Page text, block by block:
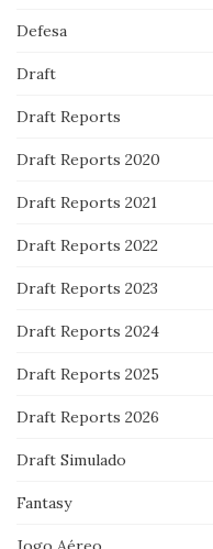
Defesa
Draft
Draft Reports
Draft Reports 2020
Draft Reports 2021
Draft Reports 2022
Draft Reports 2023
Draft Reports 2024
Draft Reports 2025
Draft Reports 2026
Draft Simulado
Fantasy